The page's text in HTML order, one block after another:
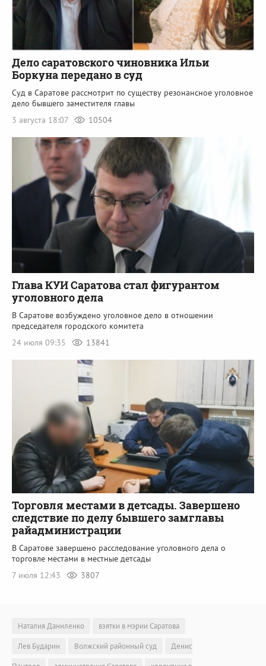
Дело саратовского чиновника Ильи
Боркуна передано в суд
Суд в Саратове рассмотрит по существу резонансное уголовное
дело бывшего заместителя главы
3 августа 18:07
10504
Глава КУИ Саратова стал фигурантом
уголовного дела
В Саратове возбуждено уголовное дело в отношении
председателя городского комитета
24 июля 09:35
13841
Торговля местами в детсады. Завершено
следствие по делу бывшего замглавы
райадминистрации
В Саратове завершено расследование уголовного дела о
торговле местами в местные детсады
7 июля 12:43
3807
Наталия Даниленко
взятки в мэрии Саратова
Лев Бударин
Волжский районный суд
Денис